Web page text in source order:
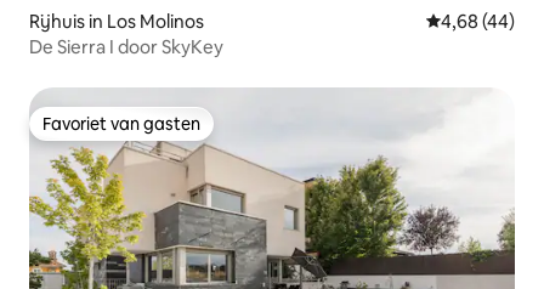
Rijhuis in Los Molinos Gemiddelde
4,68 (44)
De Sierra I door SkyKey
Favoriet van gasten
Favoriet van gasten